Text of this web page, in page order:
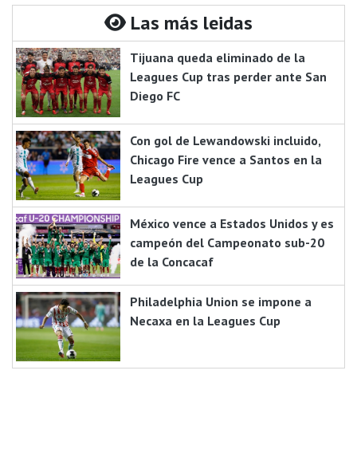
Las más leidas
Tijuana queda eliminado de la
Leagues Cup tras perder ante San
Diego FC
Con gol de Lewandowski incluido,
Chicago Fire vence a Santos en la
Leagues Cup
México vence a Estados Unidos y es
campeón del Campeonato sub-20
de la Concacaf
Philadelphia Union se impone a
Necaxa en la Leagues Cup